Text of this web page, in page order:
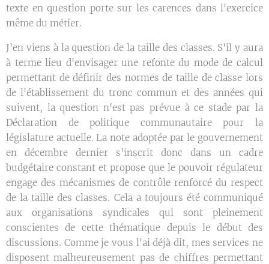
texte en question porte sur les carences dans l'exercice
même du métier.
J'en viens à la question de la taille des classes. S'il y aura
à terme lieu d'envisager une refonte du mode de calcul
permettant de définir des normes de taille de classe lors
de l'établissement du tronc commun et des années qui
suivent, la question n'est pas prévue à ce stade par la
Déclaration de politique communautaire pour la
législature actuelle. La note adoptée par le gouvernement
en décembre dernier s'inscrit donc dans un cadre
budgétaire constant et propose que le pouvoir régulateur
engage des mécanismes de contrôle renforcé du respect
de la taille des classes. Cela a toujours été communiqué
aux organisations syndicales qui sont pleinement
conscientes de cette thématique depuis le début des
discussions. Comme je vous l'ai déjà dit, mes services ne
disposent malheureusement pas de chiffres permettant